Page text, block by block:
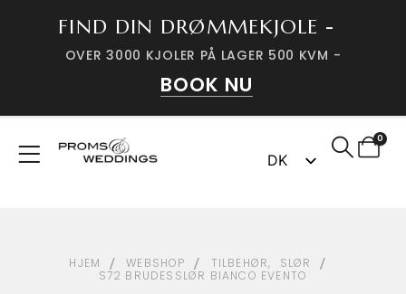
FIND DIN DRØMMEKJOLE -
OVER 3000 KJOLER PÅ LAGER 500 KVM -
BOOK NU
DK
0
HJEM WEBSHOP TILBEHØR,
SLØR
S72 BRUDESSLØR BIANCO EVENTO